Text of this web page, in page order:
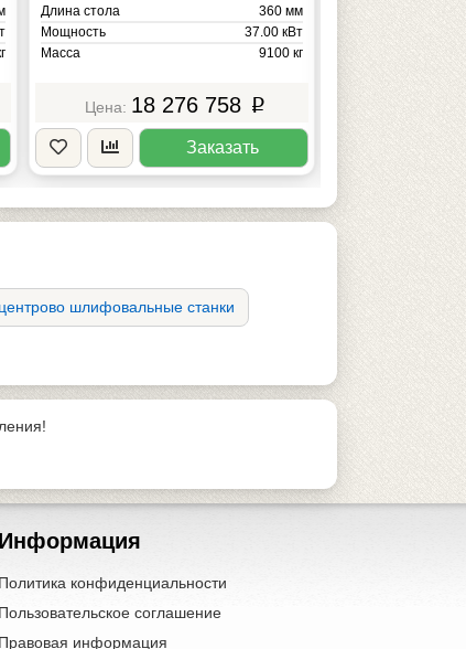
Длина стола
360 мм
Мощность
37.00 кВт
Масса
9100 кг
18 276 758 p
Заказать
Длина стола
Мощность
шлифовальные станки
Информация
Политика конфиденциальности
Пользовательское соглашение
Правовая информация